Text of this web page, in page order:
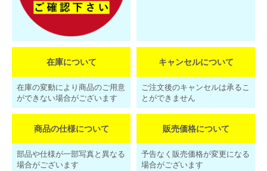
在庫について
在庫の変動により商品のご用意
ができない場合がございます
キャンセルについて
ご注文後のキャンセルは承るこ
とができません
商品の仕様について
部品や仕様が一部写真と異なる
場合がございます
販売価格について
予告なく販売価格が変更になる
場合がございます